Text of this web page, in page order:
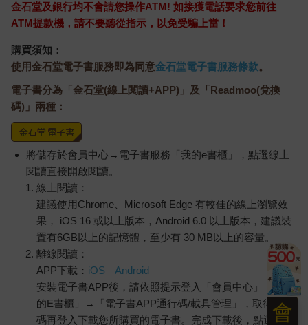
金石堂及銀行均不會請您操作ATM! 如接獲電話要求您前往
ATM提款機，請不要聽從指示，以免受騙上當！
購買須知：
使用金石堂電子書服務即為同意金石堂電子書服務條款。
電子書分為「金石堂(線上閱讀+APP)」及「Readmoo(兌換
碼)」兩種：
將儲存於會員中心→電子書服務「我的e書櫃」，點選線上
閱讀直接開啟閱讀。
線上閱讀：
建議使用Chrome、Microsoft Edge 有較佳的線上瀏覽效
果， iOS 16 或以上版本，Android 6.0 以上版本，建議裝
置有6GB以上的記憶體，至少有 30 MB以上的容量。
離線閱讀：
APP下載： iOS
Android
安裝電子書APP後，請依照提示登入「會員中心」→「我
的E書櫃」→「電子書APP通行碼/載具管理」，取得通行
碼再登入下載您所購買的電子書。完成下載後，點選任一
會